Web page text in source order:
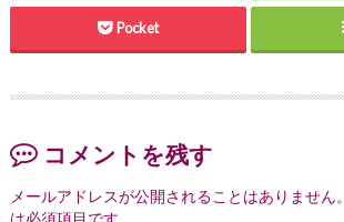
Pocket
コメントを残す
メールアドレスが公開されることはありません。